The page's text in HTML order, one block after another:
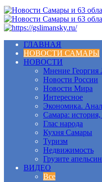
Меню
ГЛАВНАЯ
НОВОСТИ САМАРЫ
НОВОСТИ
Мнение Георгия
Новости России
Новости Мира
Интересное
Экономика.
Самара: история,
Глас народа
Кухня Самары
Туризм
Недвижимость
Грузите
ВИДЕО
Все